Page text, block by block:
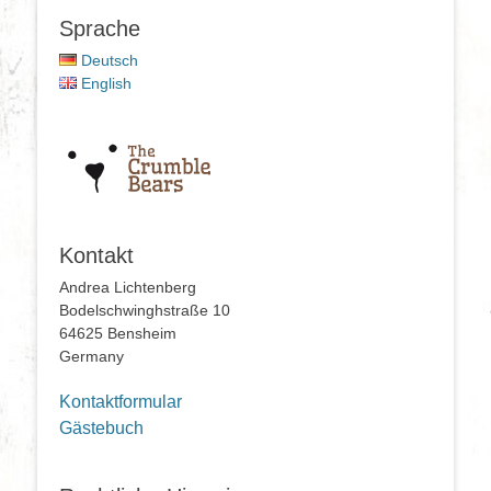
Sprache
Deutsch
English
Kontakt
Andrea Lichtenberg
Bodelschwinghstraße 10
64625 Bensheim
Germany
Kontaktformular
Gästebuch